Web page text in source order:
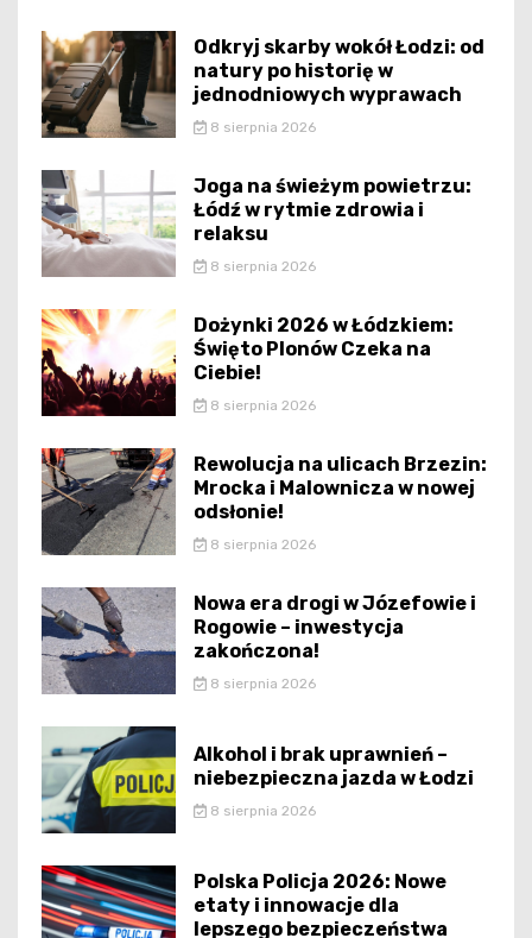
Odkryj skarby wokół Łodzi: od
natury po historię w
jednodniowych wyprawach
8 sierpnia 2026
Joga na świeżym powietrzu:
Łódź w rytmie zdrowia i
relaksu
8 sierpnia 2026
Dożynki 2026 w Łódzkiem:
Święto Plonów Czeka na
Ciebie!
8 sierpnia 2026
Rewolucja na ulicach Brzezin:
Mrocka i Malownicza w nowej
odsłonie!
8 sierpnia 2026
Nowa era drogi w Józefowie i
Rogowie – inwestycja
zakończona!
8 sierpnia 2026
Alkohol i brak uprawnień –
niebezpieczna jazda w Łodzi
8 sierpnia 2026
Polska Policja 2026: Nowe
etaty i innowacje dla
lepszego bezpieczeństwa